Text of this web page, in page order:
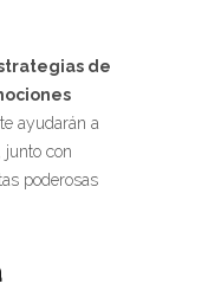
de
ayudarán a
, junto con
poderosas